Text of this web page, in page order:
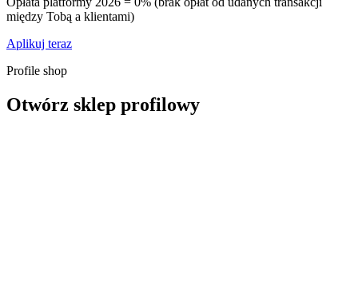
między Tobą a klientami)
Aplikuj teraz
Profile shop
Otwórz sklep profilowy